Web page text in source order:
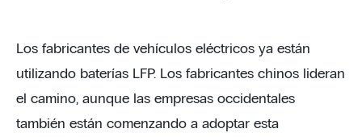
Los fabricantes de vehículos eléctricos ya están
utilizando baterías LFP. Los fabricantes chinos lideran
el camino, aunque las empresas occidentales
también están comenzando a adoptar esta